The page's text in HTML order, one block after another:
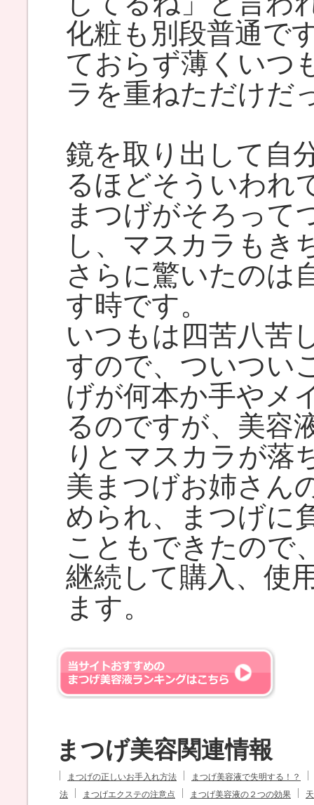
化粧も別段普通で
ておらず薄くいつ
ラを重ねただけだ
鏡を取り出して自
るほどそういわれ
まつげがそろって
し、マスカラもき
さらに驚いたのは
す時です。
いつもは四苦八苦
すので、ついつい
げが何本か手やメ
るのですが、美容
りとマスカラが落
美まつげお姉さん
められ、まつげに
こともできたので
継続して購入、使
ます。
まつげ美容関連情報
まつげの正しいお手入れ方法
まつげ美容液で失明する！？
法
まつげエクステの注意点 まつげ美容液の２つの効果